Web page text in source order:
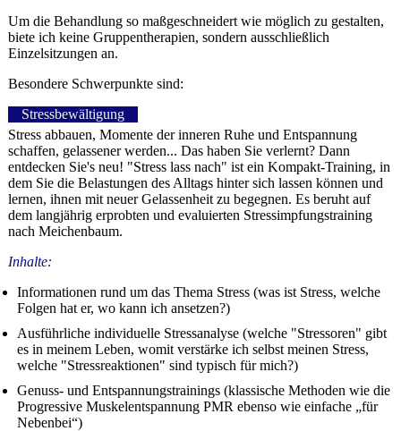
Um die Behandlung so maßgeschneidert wie möglich zu gestalten,
biete ich keine Gruppentherapien, sondern ausschließlich
Einzelsitzungen an.
Besondere Schwerpunkte sind:
Stressbewältigung
Stress abbauen, Momente der inneren Ruhe und Entspannung
schaffen, gelassener werden... Das haben Sie verlernt? Dann
entdecken Sie's neu! "Stress lass nach" ist ein Kompakt-Training, in
dem Sie die Belastungen des Alltags hinter sich lassen können und
lernen, ihnen mit neuer Gelassenheit zu begegnen. Es beruht auf
dem langjährig erprobten und evaluierten Stressimpfungstraining
nach Meichenbaum.
Inhalte:
Informationen rund um das Thema Stress (was ist Stress, welche
Folgen hat er, wo kann ich ansetzen?)
Ausführliche individuelle Stressanalyse (welche "Stressoren" gibt
es in meinem Leben, womit verstärke ich selbst meinen Stress,
welche "Stressreaktionen" sind typisch für mich?)
Genuss- und Entspannungstrainings (klassische Methoden wie die
Progressive Muskelentspannung PMR ebenso wie einfache „für
Nebenbei“)